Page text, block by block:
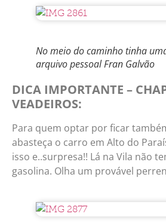
No meio do caminho tinha
arquivo pessoal Fran Galvão
DICA IMPORTANTE –
VEADEIROS:
Para quem optar por ficar
abasteça o carro em Alto do
isso e..surpresa!! Lá na Vila não
gasolina. Olha um provável